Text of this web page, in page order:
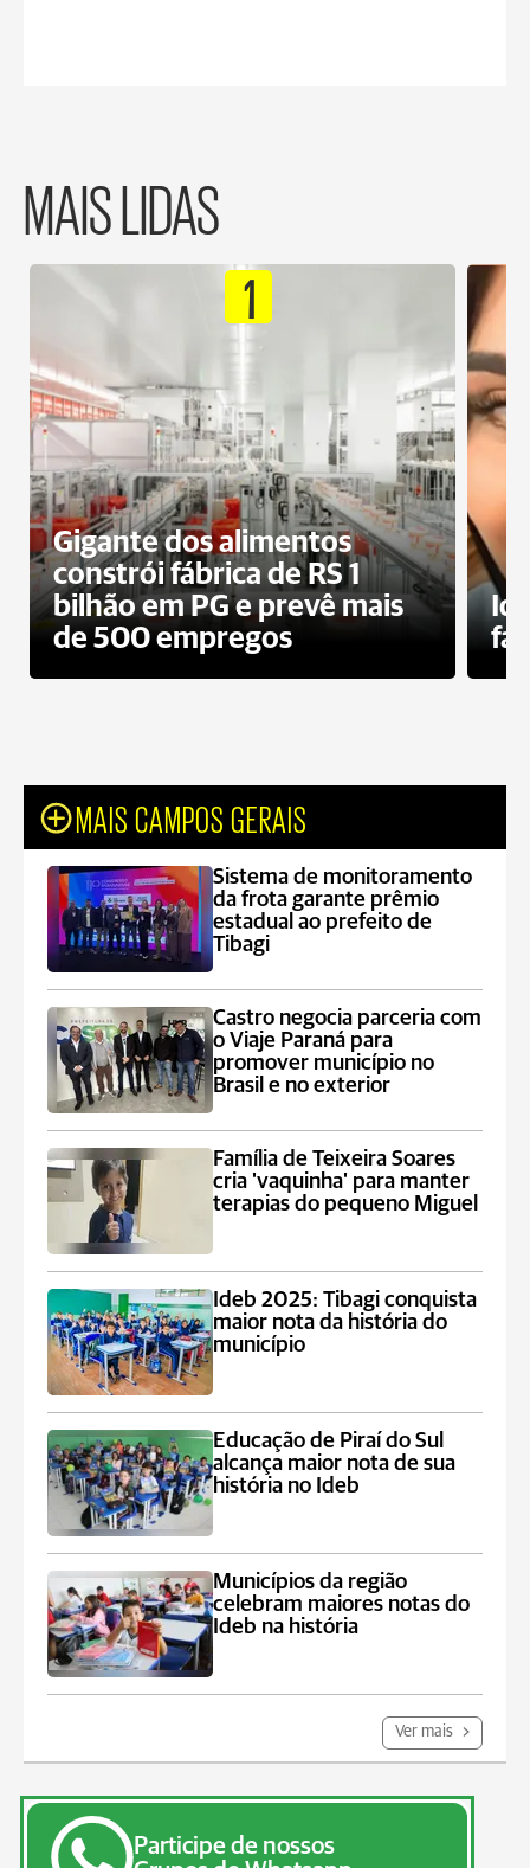
MAIS LIDAS
1
Gigante dos alimentos
constrói fábrica de RS 1
bilhão em PG e prevê mais
de 500 empregos
MAIS CAMPOS GERAIS
Sistema de monitoramento
da frota garante prêmio
estadual ao prefeito de
Tibagi
Castro negocia parceria com
o Viaje Paraná para
promover município no
Brasil e no exterior
Família de Teixeira Soares
cria 'vaquinha' para manter
terapias do pequeno Miguel
Ideb 2025: Tibagi conquista
maior nota da história do
município
Educação de Piraí do Sul
alcança maior nota de sua
história no Ideb
Municípios da região
celebram maiores notas do
Ideb na história
Ver mais
Participe de nossos